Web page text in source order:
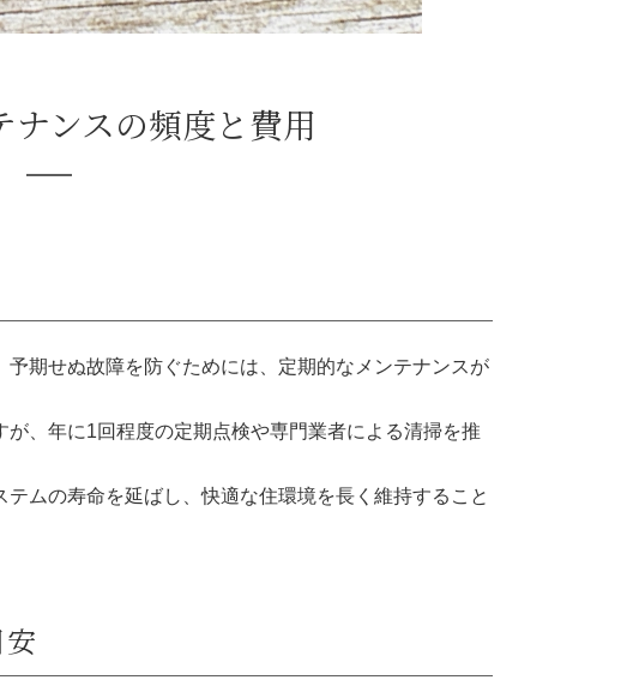
ナンスの頻度と費用
期せぬ故障を防ぐためには、定期的なメンテナンスが
、年に1回程度の定期点検や専門業者による清掃を推
ムの寿命を延ばし、快適な住環境を長く維持すること